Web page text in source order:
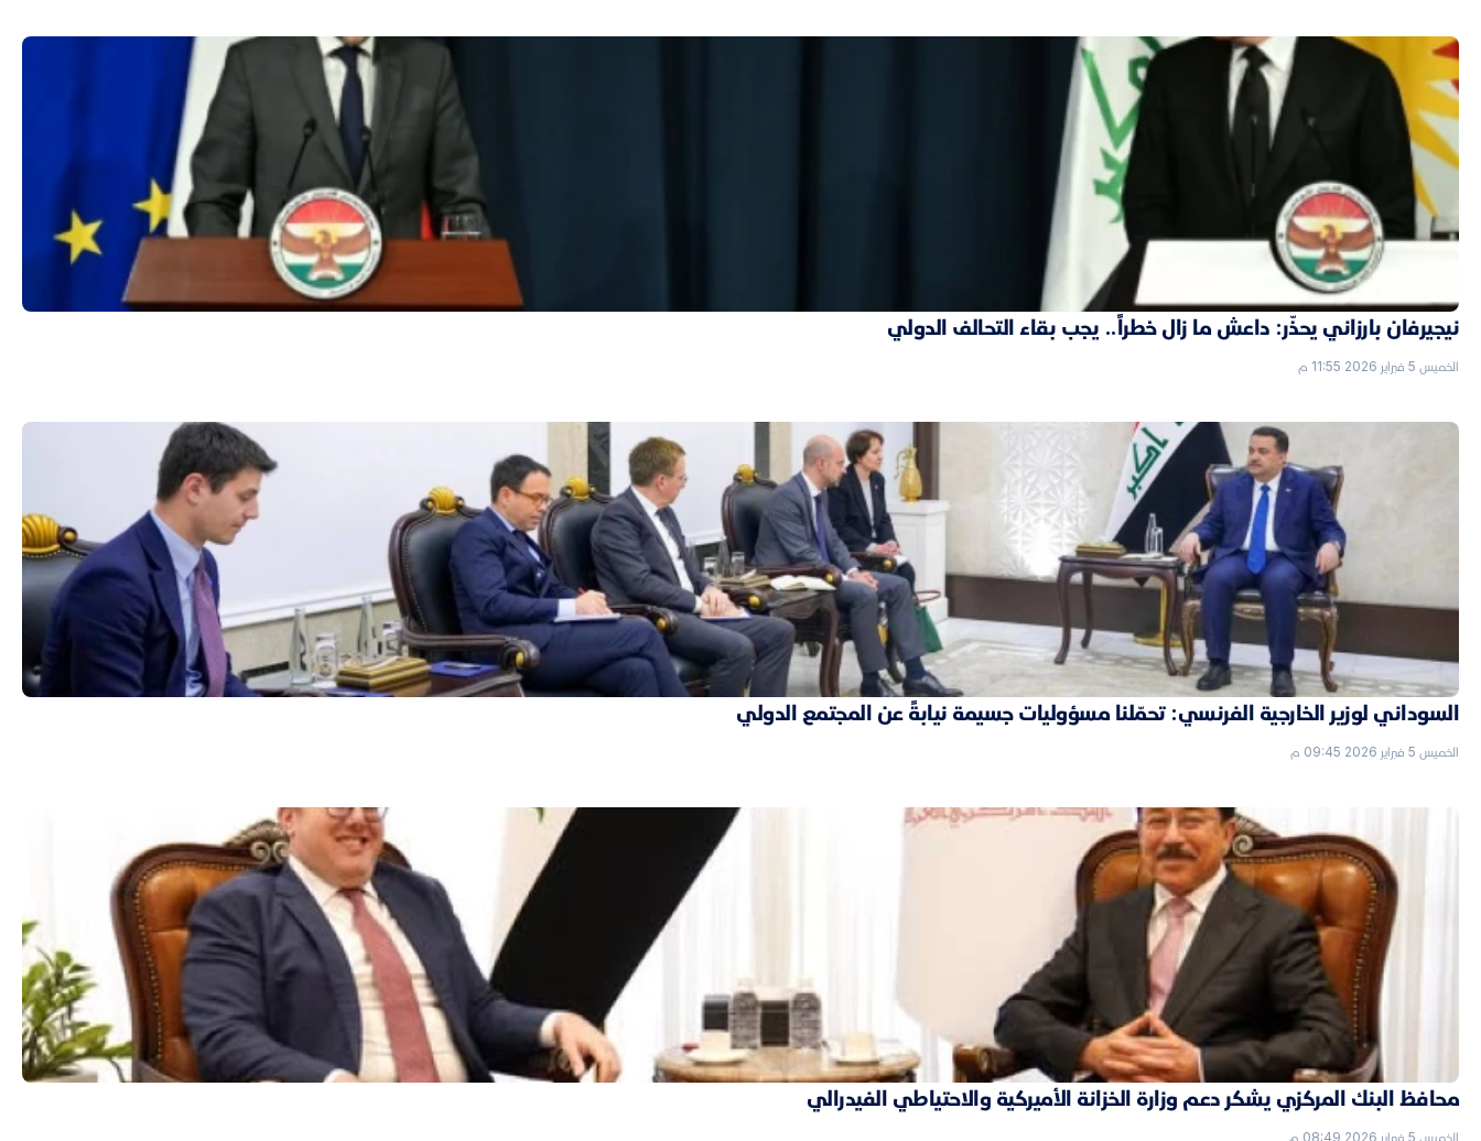
نيجيرفان بارزاني يحذّر: داعش ما زال خطراً.. يجب بقاء التحالف الدولي
الخميس 5 فبراير 2026 11:55 م
السوداني لوزير الخارجية الفرنسي: تحمّلنا مسؤوليات جسيمة نيابةً عن المجتمع الدولي
الخميس 5 فبراير 2026 09:45 م
محافظ البنك المركزي يشكر دعم وزارة الخزانة الأميركية والاحتياطي الفيدرالي
الخميس 5 فبراير 2026 08:49 م